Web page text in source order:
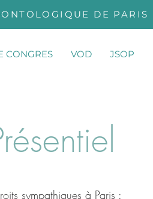
DE PARIS
CONGRES VOD JSOP
sympathiques à Paris ​ :